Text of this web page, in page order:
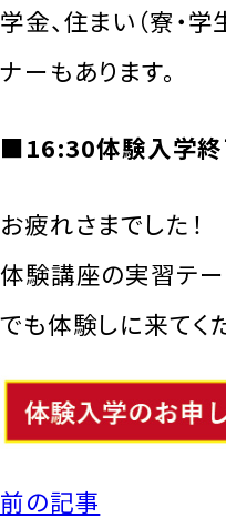
学金、住まい（寮・
ナーもあります。
■16:30体験入学終
お疲れさまでした！
体験講座の実習テ
でも体験しに来てく
前の記事